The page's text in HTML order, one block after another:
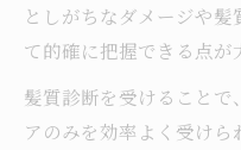
としがちなダメージや
て的確に把握できる点が
髪質診断を受けることで
アのみを効率よく受け